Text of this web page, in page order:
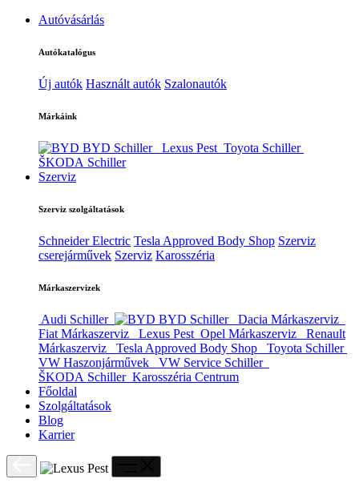
Autóvásárlás
Autókatalógus
Új autók Használt autók Szalonautók
Márkáink
BYD Schiller Lexus Pest Toyota Schiller
ŠKODA Schiller
Szerviz
Szerviz szolgáltatások
Schneider Electric Tesla Approved Body Shop Szerviz
cserejárművek Szerviz Karosszéria
Márkaszervizek
Audi Schiller BYD Schiller
Dacia Márkaszerviz
Fiat Márkaszerviz
Lexus Pest Opel Márkaszerviz
Renault
Márkaszerviz
Tesla Approved Body Shop
Toyota Schiller
VW Haszonjárművek
VW Service Schiller
ŠKODA Schiller Karosszéria Centrum
Főoldal
Szolgáltatások
Blog
Karrier